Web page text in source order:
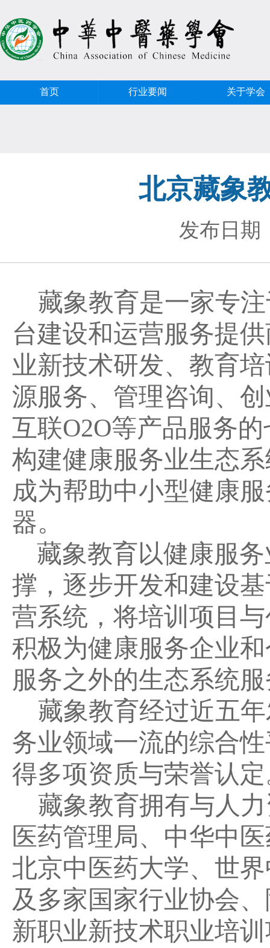
首页 行业要闻 关于学会
北京藏象
发布日期
藏象教育是一家专
台建设和运营服务提
业新技术研发、教育
源服务、管理咨询、
互联O2O等产品服务
构建健康服务业生态
成为帮助中小型健康
器。
藏象教育以健康服
撑，逐步开发和建设
营系统，将培训项目
积极为健康服务企业
服务之外的生态系统
藏象教育经过近五
务业领域一流的综合
得多项资质与荣誉认
藏象教育拥有与人
医药管理局、中华中
北京中医药大学、世
及多家国家行业协会
新职业新技术职业培